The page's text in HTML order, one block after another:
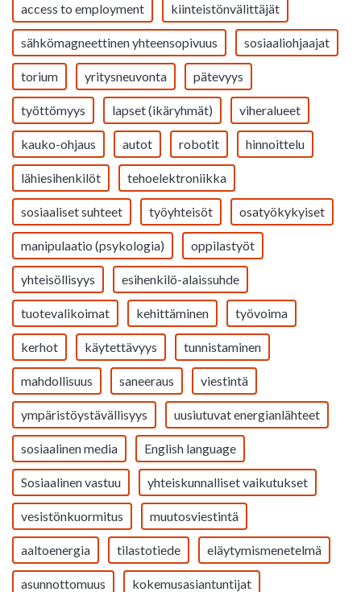
access to employment kiinteistönvälittäjät
sähkömagneettinen yhteensopivuus sosiaaliohjaajat
torium yritysneuvonta pätevyys
työttömyys lapset (ikäryhmät) viheralueet
kauko-ohjaus autot robotit hinnoittelu
lähiesihenkilöt tehoelektroniikka
sosiaaliset suhteet työyhteisöt osatyökykyiset
manipulaatio (psykologia) oppilastyöt
yhteisöllisyys esihenkilö-alaissuhde
tuotevalikoimat kehittäminen työvoima
kerhot käytettävyys tunnistaminen
mahdollisuus saneeraus viestintä
ympäristöystävällisyys uusiutuvat energianlähteet
sosiaalinen media English language
Sosiaalinen vastuu yhteiskunnalliset vaikutukset
vesistönkuormitus muutosviestintä
aaltoenergia tilastotiede eläytymismenetelmä
asunnottomuus kokemusasiantuntijat